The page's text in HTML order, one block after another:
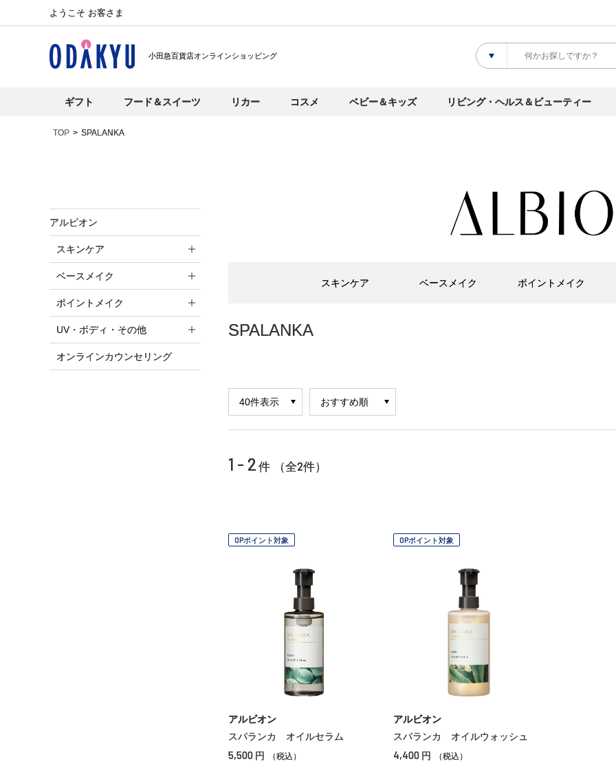
ようこそ お客さま
小田急百貨店オンラインショッピング
ギフト フード＆スイーツ リカー コスメ ベビー＆キッズ リビング・ヘルス＆ビューティー
TOP SPALANKA
アルビオン
スキンケア
ベースメイク
ポイントメイク
UV・ボディ・その他
オンラインカウンセリング
スキンケア ベースメイク ポイントメイク
SPALANKA
1 - 2 件 （全2件）
OPポイント対象
アルビオン
スパランカ オイルセラム
5,500 円 （税込）
OPポイント対象
アルビオン
スパランカ オイルウォッシュ
4,400 円 （税込）